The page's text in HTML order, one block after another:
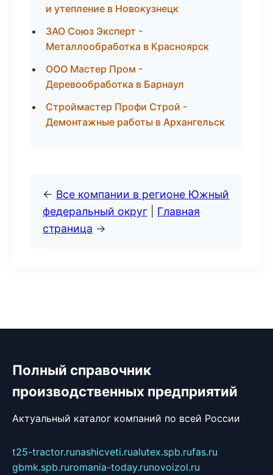
и утепление в Новокузнецк
ЗАО Союз Эксперт -
Металлообработка в Красноярск
ООО Мастер Пром -
Деревообработка в Барнаул
Строймастер Профи Строй -
Демонтажные работы в Архангельск
← Все компании в регионе Южный
федеральный округ
Главная
страница →
Полный справочник
производственных предприятий
Актуальный каталог компаний по всей России
t25-tractor.runashicveti.rualutex.spb.rufas.ru
gbmk.spb.ruromania-today.runovoizol.ru